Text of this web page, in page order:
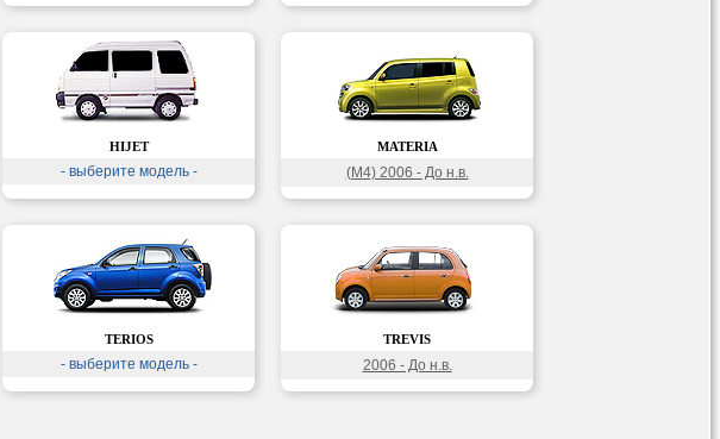
HIJET
- выберите модель -
MATERIA
(M4) 2006 - До н.в.
TERIOS
- выберите модель -
TREVIS
2006 - До н.в.